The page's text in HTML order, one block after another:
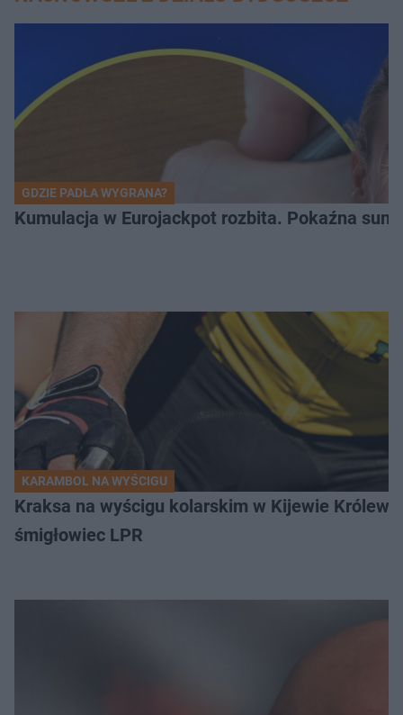
GDZIE PADŁA WYGRANA?
Kumulacja w Eurojackpot rozbita. Pokaźna
KARAMBOL NA WYŚCIGU
Kraksa na wyścigu kolarskim w Kijewie
śmigłowiec LPR